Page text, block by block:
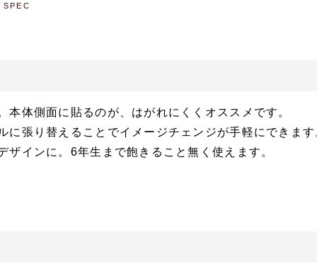
SPEC
体側面に貼るのが、はがれにくくオススメです。
張り替えることでイメージチェンジが手軽にできます
インに。6年生まで飽きること無く使えます。